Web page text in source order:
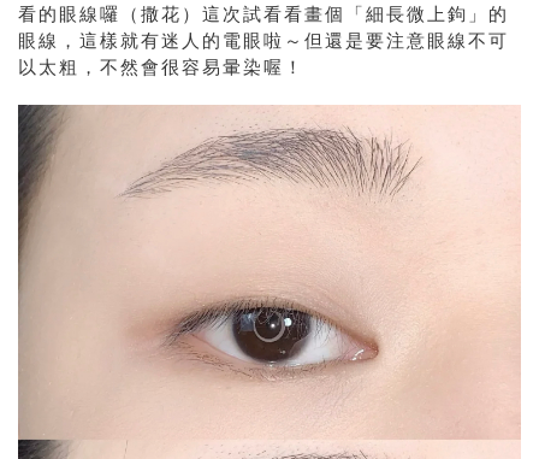
看的眼線囉（撒花）這次試看看畫個「細長微上鉤」的
眼線，這樣就有迷人的電眼啦～但還是要注意眼線不可
以太粗，不然會很容易暈染喔！